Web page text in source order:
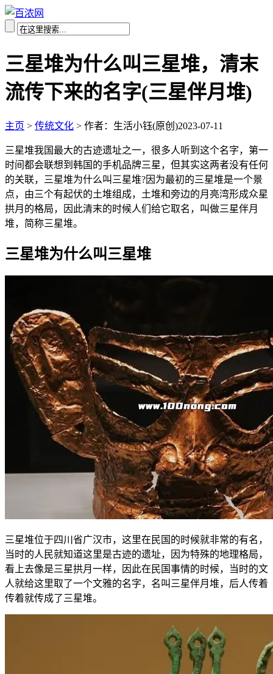
三星堆为什么叫三星堆，清末
流传下来的名字(三星伴月堆)
主页 > 传统文化 > 作者：生活小钰(原创)2023-07-11
三星堆我国最大的古迹遗址之一，很多人听到这个名字，第一
时间都会联想到韩国的手机品牌三星，但其实这两者没有任何
的关联，三星堆为什么叫三星堆?因为最初的三星堆是一个景
点，由三个有起伏的土堆组成，土堆和旁边的月亮湾形成众星
拱月的格局，因此清末的时候人们给它取名，叫做三星伴月
堆，简称三星堆。
三星堆为什么叫三星堆
三星堆位于四川省广汉市，这里在民国的时候就非常的有名，
当时的人民就知道这里是古迹的遗址，因为特殊的地理格局，
看上去像是三星拱月一样，因此在民国事情的时候，当时的文
人就给这里取了一个文雅的名字，名叫三星伴月堆，后人传着
传着就传成了三星堆。